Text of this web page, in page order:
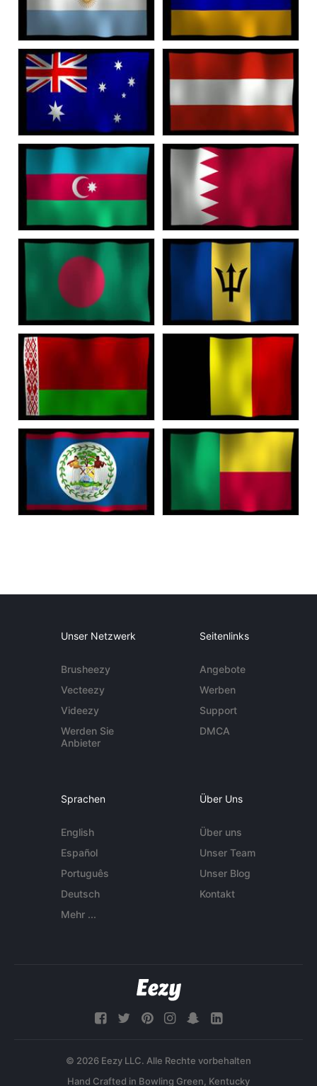
Unser Netzwerk
Brusheezy
Vecteezy
Videezy
Werden Sie
Anbieter
Seitenlinks
Angebote
Werben
Support
DMCA
Sprachen
English
Español
Português
Deutsch
Mehr ...
Über Uns
Über uns
Unser Team
Unser Blog
Kontakt
© 2026 Eezy LLC. Alle Rechte vorbehalten